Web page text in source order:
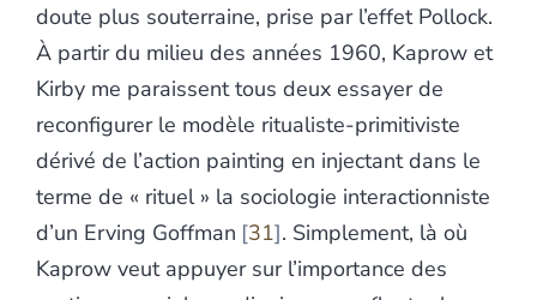
doute plus souterraine, prise par l’effet Pollock.
À partir du milieu des années 1960, Kaprow et
Kirby me paraissent tous deux essayer de
reconfigurer le modèle ritualiste-primitiviste
dérivé de l’action painting en injectant dans le
terme de « rituel » la sociologie interactionniste
d’un Erving Goffman 31 . Simplement, là où
Kaprow veut appuyer sur l’importance des